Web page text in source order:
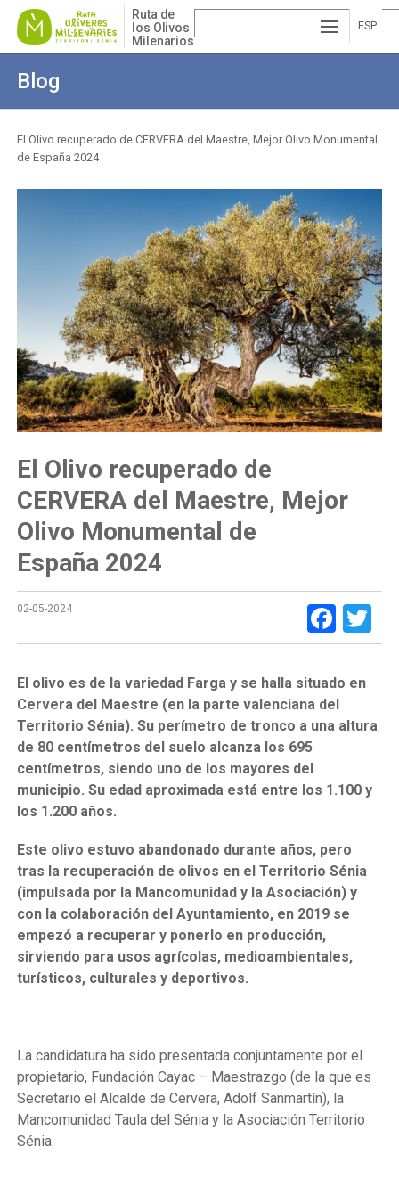
Pasar
contenido
Ruta de
los Olivos
Milenarios
ESP
Blog
Sobrescribir
enlaces
navegación
El Olivo recuperado de CERVERA del Maestre, Mejor Olivo Monumental
de España 2024
El Olivo recuperado de
CERVERA del Maestre, Mejor
Olivo Monumental de
España 2024
02-05-2024
El olivo es de la variedad Farga y se halla situado en
Cervera del Maestre (en la parte valenciana del
Territorio Sénia). Su perímetro de tronco a una altura
de 80 centímetros del suelo alcanza los 695
centímetros, siendo uno de los mayores del
municipio. Su edad aproximada está entre los 1.100 y
los 1.200 años.
Este olivo estuvo abandonado durante años, pero
tras la recuperación de olivos en el Territorio Sénia
(impulsada por la Mancomunidad y la Asociación) y
con la colaboración del Ayuntamiento, en 2019 se
empezó a recuperar y ponerlo en producción,
sirviendo para usos agrícolas, medioambientales,
turísticos, culturales y deportivos.
La candidatura ha sido presentada conjuntamente por el
propietario, Fundación Cayac – Maestrazgo (de la que es
Secretario el Alcalde de Cervera, Adolf Sanmartín), la
Mancomunidad Taula del Sénia y la Asociación Territorio
Sénia.